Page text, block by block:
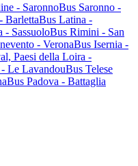
- SaronnoBus Saronno -
BarlettaBus Latina -
- SassuoloBus Rimini - San
- VeronaBus Isernia -
Paesi della Loira -
Le LavandouBus Telese
Bus Padova - Battaglia